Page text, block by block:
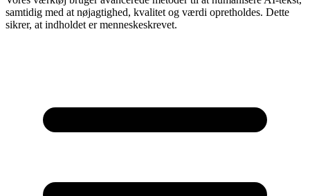
samtidig med at nøjagtighed, kvalitet og værdi opretholdes. Dette
sikrer, at indholdet er menneskeskrevet.